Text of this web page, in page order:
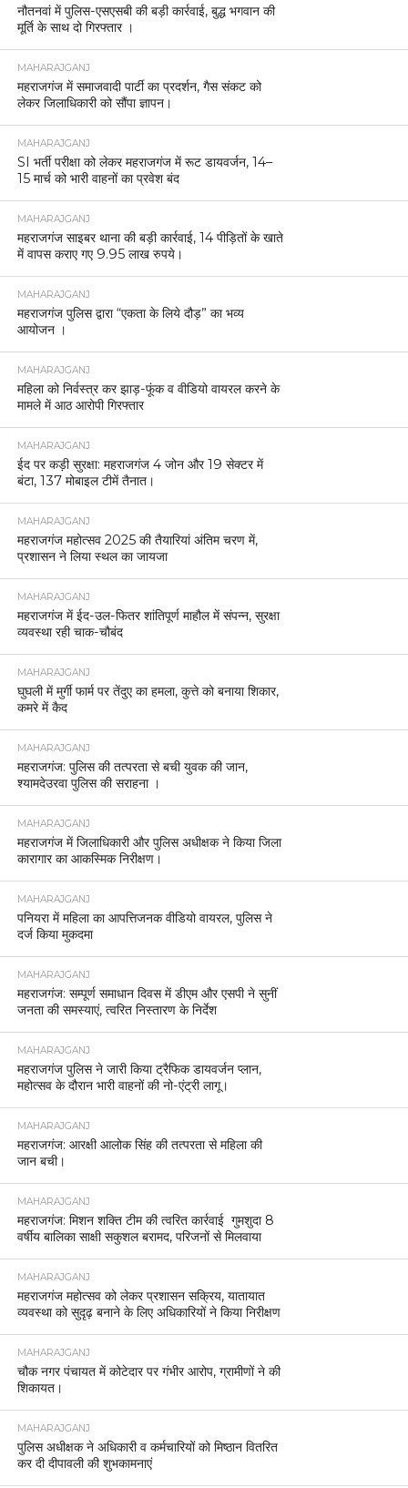
नौतनवां में पुलिस-एसएसबी की बड़ी कार्रवाई, बुद्ध भगवान की
मूर्ति के साथ दो गिरफ्तार ।
MAHARAJGANJ
महराजगंज में समाजवादी पार्टी का प्रदर्शन, गैस संकट को
लेकर जिलाधिकारी को सौंपा ज्ञापन।
MAHARAJGANJ
SI भर्ती परीक्षा को लेकर महराजगंज में रूट डायवर्जन, 14–
15 मार्च को भारी वाहनों का प्रवेश बंद
MAHARAJGANJ
महराजगंज साइबर थाना की बड़ी कार्रवाई, 14 पीड़ितों के खाते
में वापस कराए गए 9.95 लाख रुपये।
MAHARAJGANJ
महराजगंज पुलिस द्वारा “एकता के लिये दौड़” का भव्य
आयोजन ।
MAHARAJGANJ
महिला को निर्वस्त्र कर झाड़-फूंक व वीडियो वायरल करने के
मामले में आठ आरोपी गिरफ्तार
MAHARAJGANJ
ईद पर कड़ी सुरक्षा: महराजगंज 4 जोन और 19 सेक्टर में
बंटा, 137 मोबाइल टीमें तैनात।
MAHARAJGANJ
महराजगंज महोत्सव 2025 की तैयारियां अंतिम चरण में,
प्रशासन ने लिया स्थल का जायजा
MAHARAJGANJ
महराजगंज में ईद-उल-फितर शांतिपूर्ण माहौल में संपन्न, सुरक्षा
व्यवस्था रही चाक-चौबंद
MAHARAJGANJ
घुघली में मुर्गी फार्म पर तेंदुए का हमला, कुत्ते को बनाया शिकार,
कमरे में कैद
MAHARAJGANJ
महराजगंज: पुलिस की तत्परता से बची युवक की जान,
श्यामदेउरवा पुलिस की सराहना ।
MAHARAJGANJ
महराजगंज में जिलाधिकारी और पुलिस अधीक्षक ने किया जिला
कारागार का आकस्मिक निरीक्षण।
MAHARAJGANJ
पनियरा में महिला का आपत्तिजनक वीडियो वायरल, पुलिस ने
दर्ज किया मुकदमा
MAHARAJGANJ
महराजगंज: सम्पूर्ण समाधान दिवस में डीएम और एसपी ने सुनीं
जनता की समस्याएं, त्वरित निस्तारण के निर्देश
MAHARAJGANJ
महराजगंज पुलिस ने जारी किया ट्रैफिक डायवर्जन प्लान,
महोत्सव के दौरान भारी वाहनों की नो-एंट्री लागू।
MAHARAJGANJ
महराजगंज: आरक्षी आलोक सिंह की तत्परता से महिला की
जान बची।
MAHARAJGANJ
महराजगंज: मिशन शक्ति टीम की त्वरित कार्रवाई गुमशुदा 8
वर्षीय बालिका साक्षी सकुशल बरामद, परिजनों से मिलवाया
MAHARAJGANJ
महराजगंज महोत्सव को लेकर प्रशासन सक्रिय, यातायात
व्यवस्था को सुदृढ़ बनाने के लिए अधिकारियों ने किया निरीक्षण
MAHARAJGANJ
चौक नगर पंचायत में कोटेदार पर गंभीर आरोप, ग्रामीणों ने की
शिकायत।
MAHARAJGANJ
पुलिस अधीक्षक ने अधिकारी व कर्मचारियों को मिष्ठान वितरित
कर दी दीपावली की शुभकामनाएं